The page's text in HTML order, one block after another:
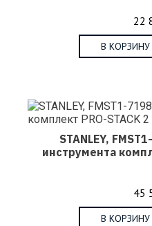
22
В КОРЗИНУ
STANLEY,
инструмента
45
В КОРЗИНУ